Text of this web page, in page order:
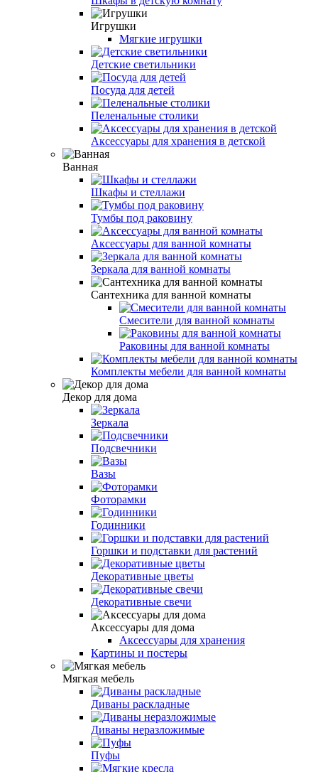
Игрушки
Мягкие игрушки
Детские светильники
Посуда для детей
Пеленальные столики
Аксессуары для хранения в детской
Ванная
Шкафы и стеллажи
Тумбы под раковину
Аксессуары для ванной комнаты
Зеркала для ванной комнаты
Сантехника для ванной комнаты
Смесители для ванной комнаты
Раковины для ванной комнаты
Комплекты мебели для ванной комнаты
Декор для дома
Зеркала
Подсвечники
Вазы
Фоторамки
Годинники
Горшки и подставки для растений
Декоративные цветы
Декоративные свечи
Аксессуары для дома
Аксессуары для хранения
Картины и постеры
Мягкая мебель
Диваны раскладные
Диваны неразложимые
Пуфы